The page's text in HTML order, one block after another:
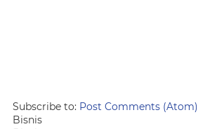
Subscribe to: Post Comments (Atom)
Bisnis